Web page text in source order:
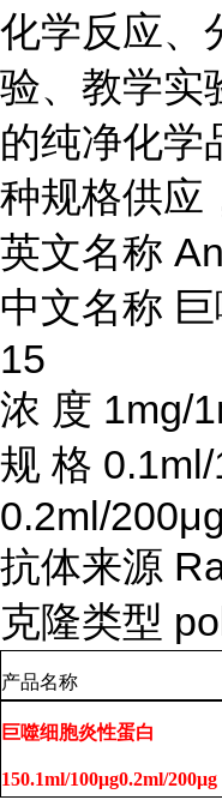
化学反应、
验、教学实
的纯净化学
种规格供应
英文名称
中文名称
15
浓 度 1mg/
规 格
0.2ml/200μg
抗体来源
克隆类型
产品名称
巨噬细胞炎性蛋白
150.1ml/100μg0.2ml/200μg